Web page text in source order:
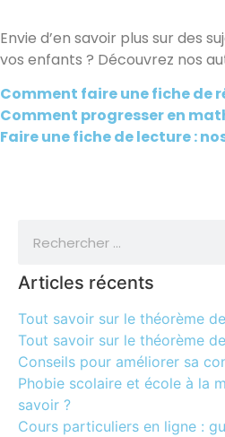
Envie d’en savoir plus sur des
vos enfants ? Découvrez nos
Comment faire une fiche de
Comment progresser en
Faire une fiche de lecture :
Articles récents
Tout savoir sur le théorème
Tout savoir sur le théorème
Conseils pour améliorer sa
Phobie scolaire et école à la
savoir ?
Cours particuliers en ligne :